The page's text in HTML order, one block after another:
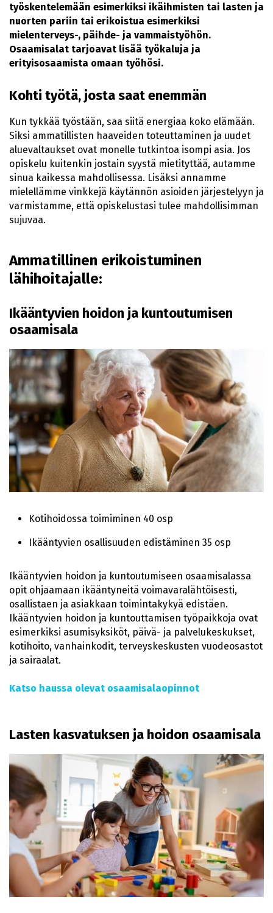
työskentelemään esimerkiksi ikäihmisten tai lasten ja
nuorten pariin tai erikoistua esimerkiksi
mielenterveys-, päihde- ja vammaistyöhön.
Osaamisalat tarjoavat lisää työkaluja ja
erityisosaamista omaan työhösi.
Kohti työtä, josta saat enemmän
Kun tykkää työstään, saa siitä energiaa koko elämään.
Siksi ammatillisten haaveiden toteuttaminen ja uudet
aluevaltaukset ovat monelle tutkintoa isompi asia. Jos
opiskelu kuitenkin jostain syystä mietityttää, autamme
sinua kaikessa mahdollisessa. Lisäksi annamme
mielellämme vinkkejä käytännön asioiden järjestelyyn ja
varmistamme, että opiskelustasi tulee mahdollisimman
sujuvaa.
Ammatillinen erikoistuminen
lähihoitajalle:
Ikääntyvien hoidon ja kuntoutumisen
osaamisala
Kotihoidossa toimiminen 40 osp
Ikääntyvien osallisuuden edistäminen 35 osp
Ikääntyvien hoidon ja kuntoutumiseen osaamisalassa
opit ohjaamaan ikääntyneitä voimavaralähtöisesti,
osallistaen ja asiakkaan toimintakykyä edistäen.
Ikääntyvien hoidon ja kuntouttamisen työpaikkoja ovat
esimerkiksi asumisyksiköt, päivä- ja palvelukeskukset,
kotihoito, vanhainkodit, terveyskeskusten vuodeosastot
ja sairaalat.
Katso haussa olevat osaamisalaopinnot
Lasten kasvatuksen ja hoidon osaamisala